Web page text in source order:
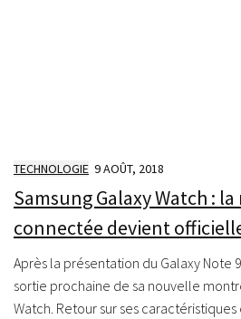
TECHNOLOGIE 9 AOÛT, 2018
Samsung Galaxy Watch :
connectée devient
Après la présentation du Galaxy Note
sortie prochaine de sa nouvelle
Watch. Retour sur ses caractéristiques